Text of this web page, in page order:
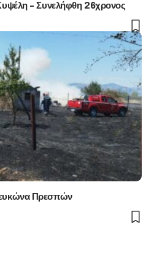
– Συνελήφθη 26χρονος
Πρεσπών